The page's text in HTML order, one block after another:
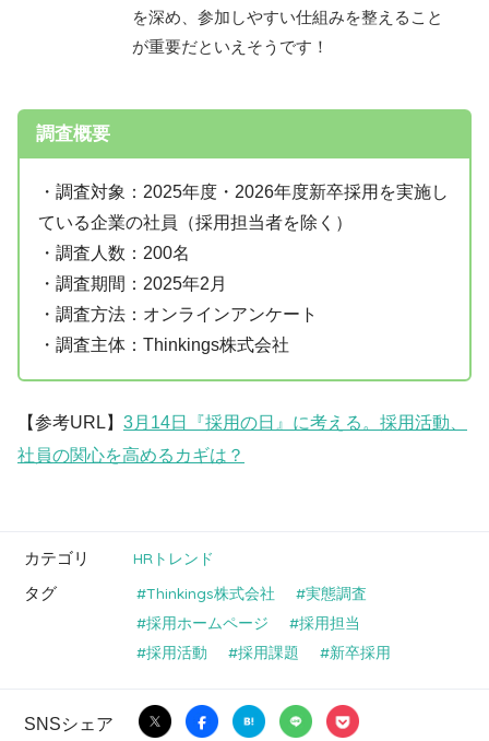
を深め、参加しやすい仕組みを整えること
が重要だといえそうです！
調査概要
・調査対象：2025年度・2026年度新卒採用を実施し
ている企業の社員（採用担当者を除く）
・調査人数：200名
・調査期間：2025年2月
・調査方法：オンラインアンケート
・調査主体：Thinkings株式会社
【参考URL】 3月14日『採用の日』に考える。採用活動、
社員の関心を高めるカギは？
カテゴリ HRトレンド
タグ Thinkings株式会社
実態調査
採用ホームページ
採用担当
採用活動
採用課題 新卒採用
SNSシェア